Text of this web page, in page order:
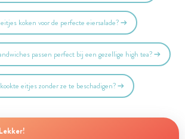
koken voor de perfecte eiersalade?
passen perfect bij een gezellige high tea?
eitjes zonder ze te beschadigen?